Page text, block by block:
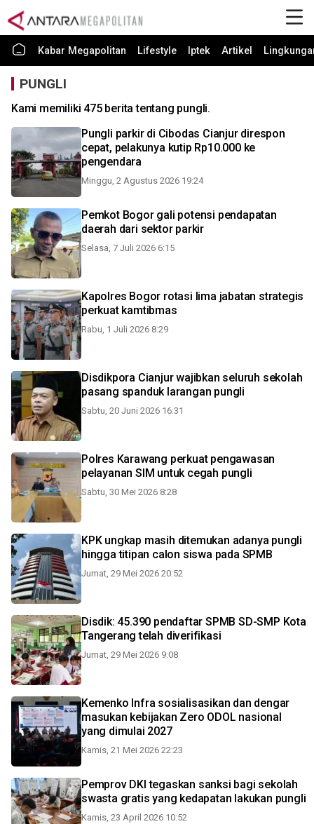
Kabar Megapolitan Lifestyle Iptek Artikel
PUNGLI
Kami memiliki 475 berita tentang pungli.
Pungli parkir di Cibodas Cianjur direspon
cepat, pelakunya kutip Rp10.000 ke
pengendara
Minggu, 2 Agustus 2026 19:24
Pemkot Bogor gali potensi pendapatan
daerah dari sektor parkir
Selasa, 7 Juli 2026 6:15
Kapolres Bogor rotasi lima jabatan strategis
perkuat kamtibmas
Rabu, 1 Juli 2026 8:29
Disdikpora Cianjur wajibkan seluruh sekolah
pasang spanduk larangan pungli
Sabtu, 20 Juni 2026 16:31
Polres Karawang perkuat pengawasan
pelayanan SIM untuk cegah pungli
Sabtu, 30 Mei 2026 8:28
KPK ungkap masih ditemukan adanya pungli
hingga titipan calon siswa pada SPMB
Jumat, 29 Mei 2026 20:52
Disdik: 45.390 pendaftar SPMB SD-SMP Kota
Tangerang telah diverifikasi
Jumat, 29 Mei 2026 9:08
Kemenko Infra sosialisasikan dan dengar
masukan kebijakan Zero ODOL nasional
yang dimulai 2027
Kamis, 21 Mei 2026 22:23
Pemprov DKI tegaskan sanksi bagi sekolah
swasta gratis yang kedapatan lakukan pungli
Kamis, 23 April 2026 10:52